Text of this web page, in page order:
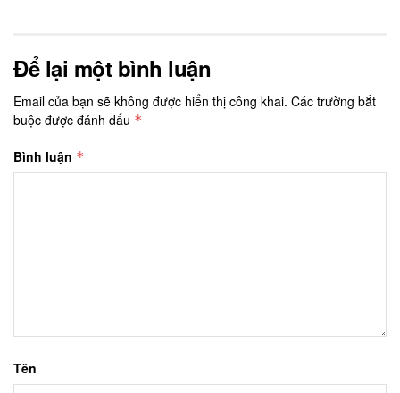
Để lại một bình luận
Email của bạn sẽ không được hiển thị công khai. Các trường bắt
buộc được đánh dấu *
Bình luận *
Tên